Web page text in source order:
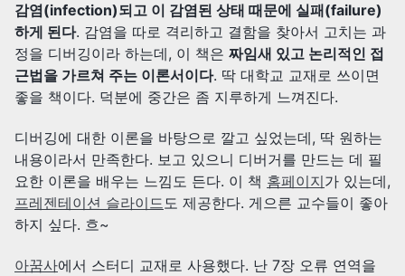
감염(infection)되고 이 감염된 상태 때문에 실패(failure)
하게 된다. 감염을 따로 격리하고 결함을 찾아서 고치는 과
정을 디버깅이라 하는데, 이 책은 짜임새 있고 논리적인 접
근법을 가르쳐 주는 이론서이다. 딱 대학교 교재로 쓰이면
좋을 책이다. 덕분에 중간은 좀 지루하게 느껴진다.
디버깅에 대한 이론을 바탕으로 깔고 싶었는데, 딱 원하는
내용이라서 만족한다. 보고 있으니 디버거를 만드는 데 필
요한 이론을 배우는 느낌도 든다. 이 책 홈페이지가 있는데,
프레젠테이션 슬라이드 도 제공한다. 게으른 교수들이 좋아
하지 싶다. 흐~
아꿈사에서 스터디 교재로 사용했다. 난 7장 오류 연역을